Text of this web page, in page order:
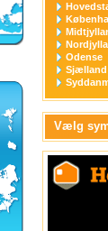
Odense
Sjælland
Vælg